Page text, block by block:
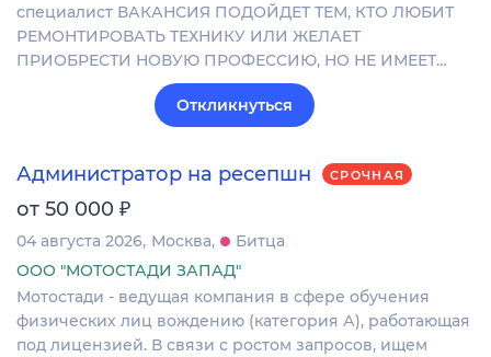
специалист ВАКАНСИЯ ПОДОЙДЕТ ТЕМ, КТО ЛЮБИТ
РЕМОНТИРОВАТЬ ТЕХНИКУ ИЛИ ЖЕЛАЕТ
ПРИОБРЕСТИ НОВУЮ ПРОФЕССИЮ, НО НЕ ИМЕЕТ…
Откликнуться
Администратор на ресепшн СРОЧНАЯ
от 50 000 ₽
04 августа 2026 Москва
Битца
ООО "МОТОСТАДИ ЗАПАД"
Мотостади - ведущая компания в сфере обучения
физических лиц вождению (категория А), работающая
под лицензией. В связи с ростом запросов, ищем